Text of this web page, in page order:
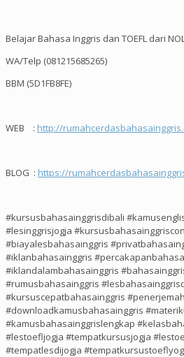
Belajar Bahasa Inggris dan TOEFL dari
WA/Telp (081215685265)
BBM (5D1FB8FE)
WEB : http://
BLOG : https://
#kursusbahasainggrisdibali
#lesinggrisjogja
#biayalesbahasainggris
#iklanbahasainggris
#iklandalambahasainggris
#rumusbahasainggris
#kursuscepatbahasainggris
#downloadkamusbahasainggris
#kamusbahasainggrislengkap
#lestoefljogja #tempatkursusjogja
#tempatlesdijogja